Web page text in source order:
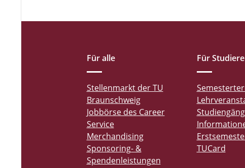
Für alle
Stellenmarkt der TU
Braunschweig
Jobbörse des Career
Service
Merchandising
Sponsoring- &
Spendenleistungen
Für
TUCard